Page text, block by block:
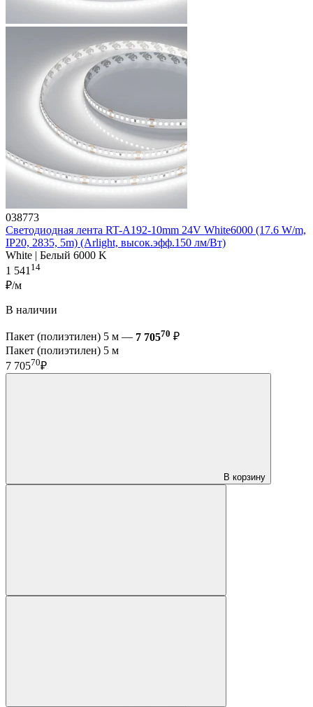
038773
Светодиодная лента RT-A192-10mm 24V White6000 (17.6 W/m,
IP20, 2835, 5m) (Arlight, высок.эфф.150 лм/Вт)
White | Белый 6000 K
1 54114
₽/м
В наличии
Пакет (полиэтилен) 5 м — 7 70570 ₽
Пакет (полиэтилен) 5 м
7 70570₽
В корзину